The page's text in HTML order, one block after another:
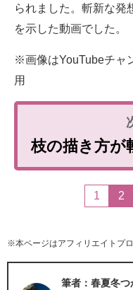
られました。斬新な発
を示した動画でした。
※画像はYouTubeチャ
用
枝の描き方が
1 2
※本ページはアフィリエイトプ
筆者：春夏冬つ